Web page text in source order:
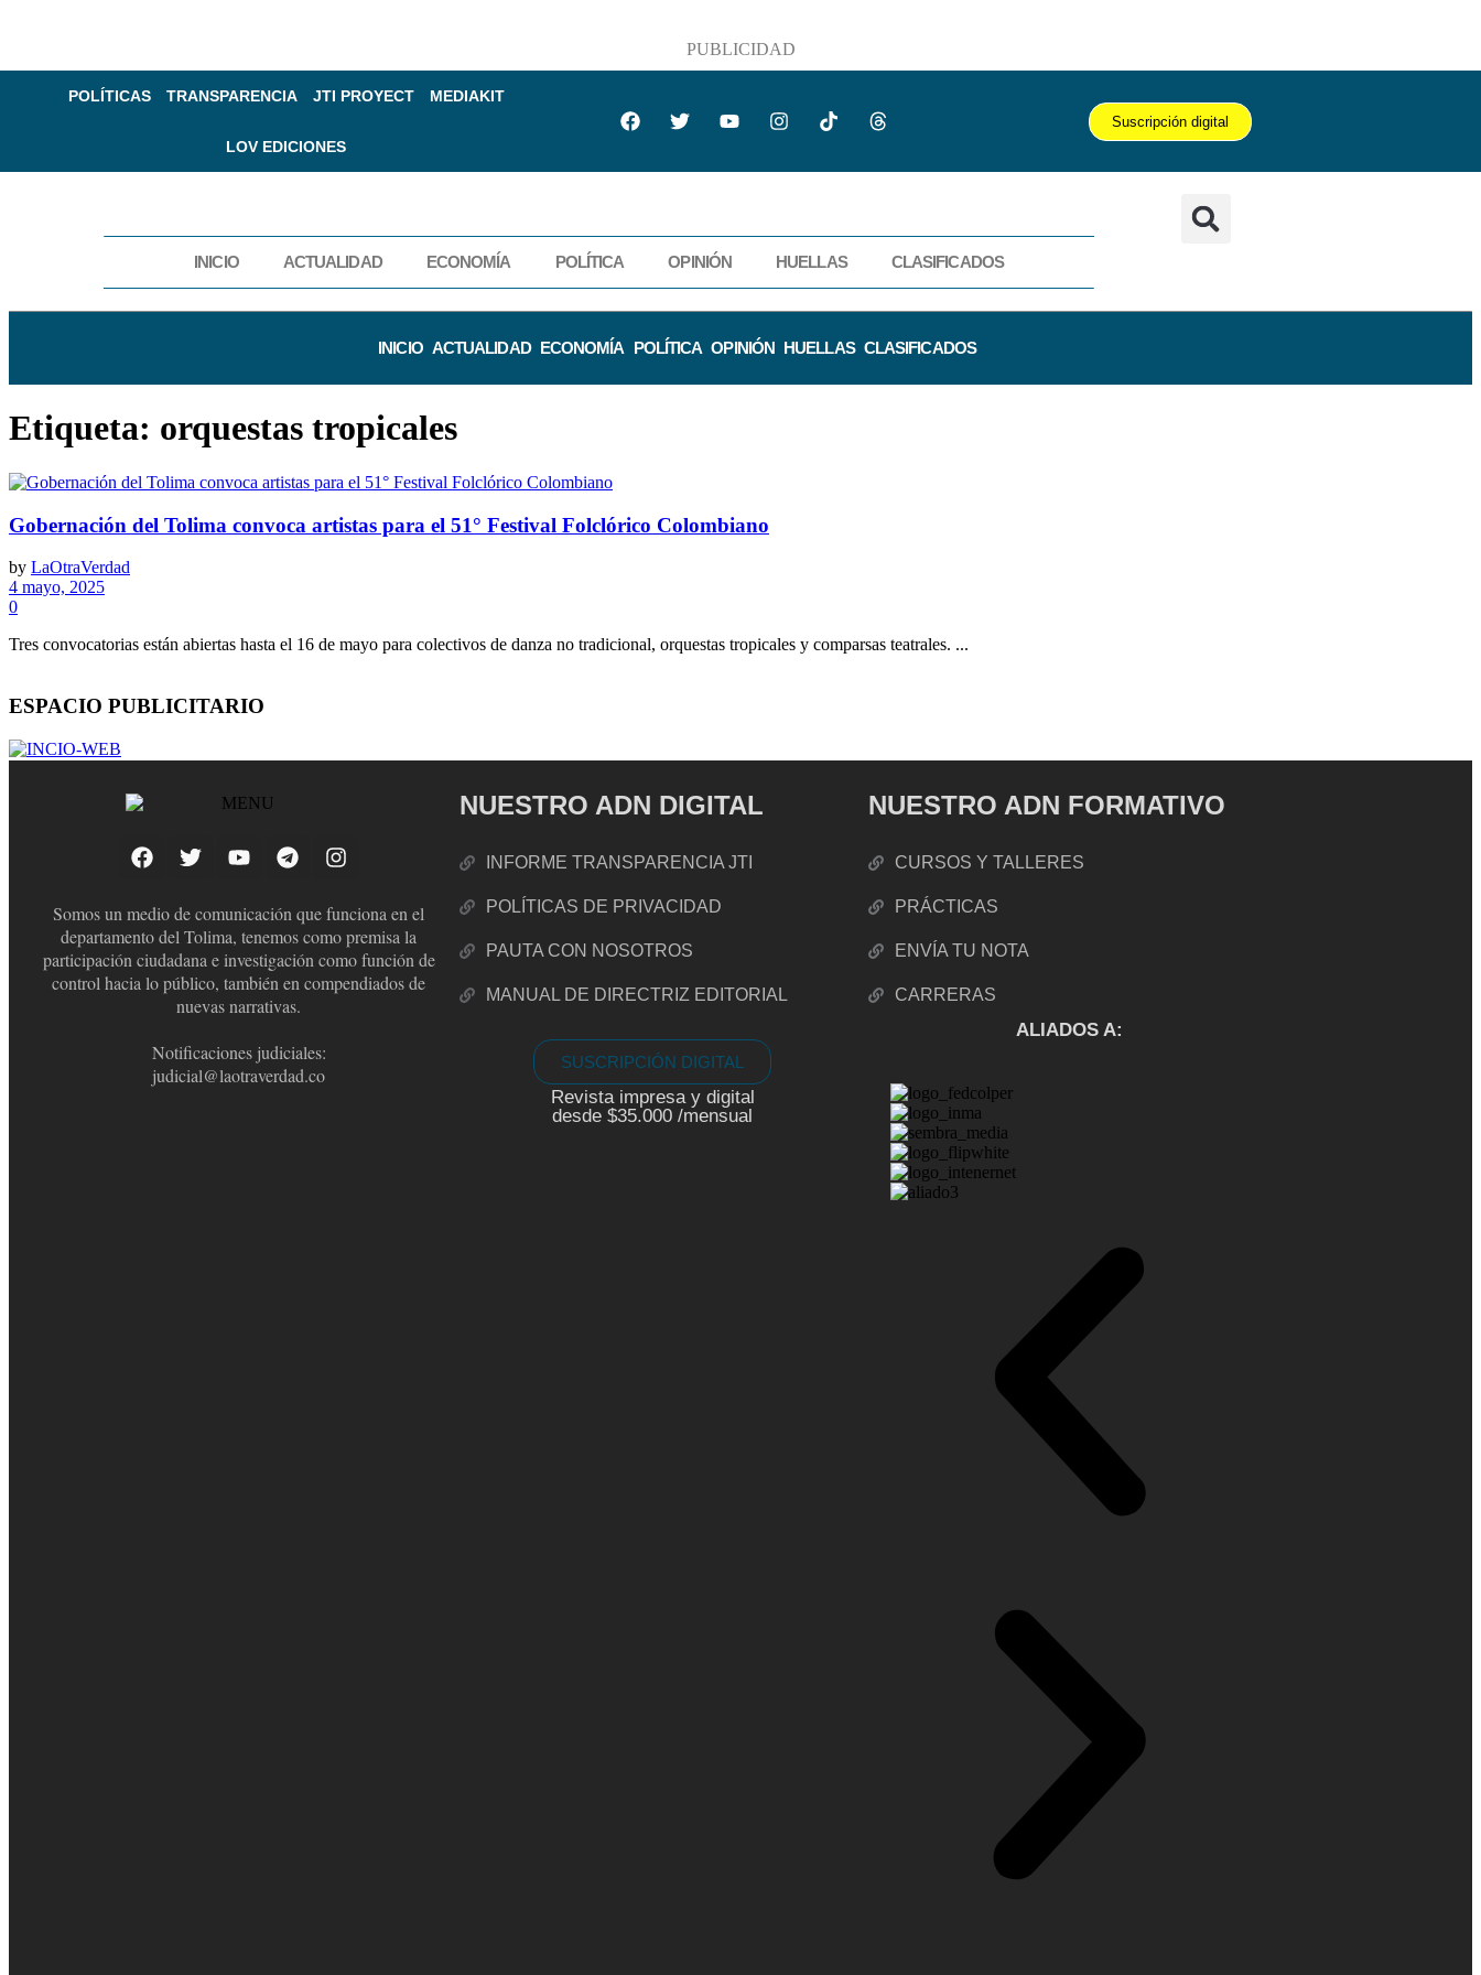
PUBLICIDAD
POLÍTICAS TRANSPARENCIA JTI PROYECT MEDIAKIT
LOV EDICIONES
Suscripción digital
INICIO ACTUALIDAD ECONOMÍA POLÍTICA OPINIÓN HUELLAS CLASIFICADOS
INICIO ACTUALIDAD ECONOMÍA POLÍTICA OPINIÓN HUELLAS CLASIFICADOS
Etiqueta: orquestas tropicales
Gobernación del Tolima convoca artistas para el 51° Festival Folclórico Colombiano
by LaOtraVerdad
4 mayo, 2025
0
Tres convocatorias están abiertas hasta el 16 de mayo para colectivos de danza no tradicional, orquestas tropicales y comparsas teatrales. ...
ESPACIO PUBLICITARIO
Somos un medio de comunicación que funciona en el
departamento del Tolima, tenemos como premisa la
participación ciudadana e investigación como función de
control hacia lo público, también en compendiados de
nuevas narrativas.
Notificaciones judiciales:
judicial@laotraverdad.co
NUESTRO ADN DIGITAL
INFORME TRANSPARENCIA JTI
POLÍTICAS DE PRIVACIDAD
PAUTA CON NOSOTROS
MANUAL DE DIRECTRIZ EDITORIAL
SUSCRIPCIÓN DIGITAL
Revista impresa y digital
desde $35.000 /mensual
NUESTRO ADN FORMATIVO
CURSOS Y TALLERES
PRÁCTICAS
ENVÍA TU NOTA
CARRERAS
ALIADOS A: